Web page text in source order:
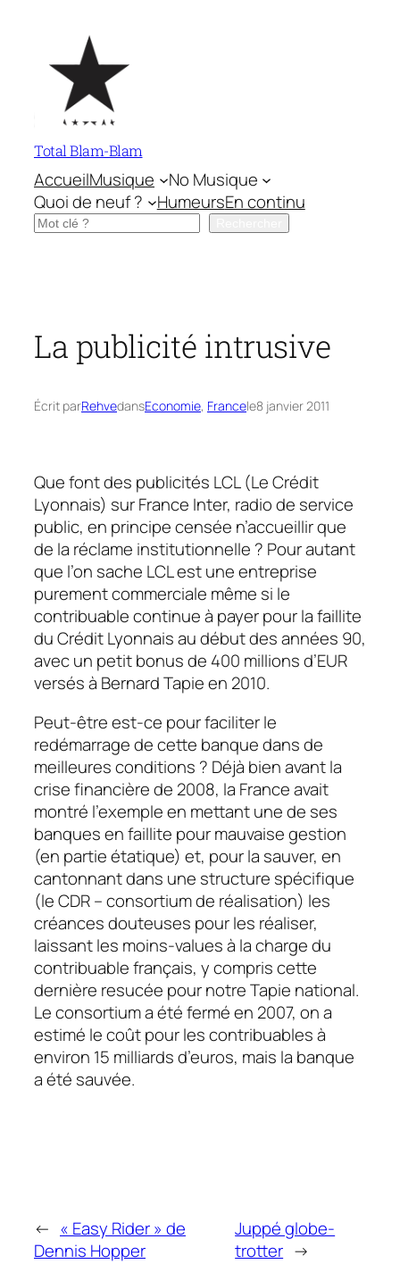
contenu
Total Blam-Blam
AccueilMusique
No Musique
Quoi de neuf ?
HumeursEn continu
Rechercher
La publicité intrusive
Écrit parRehvedansEconomie, Francele8 janvier 2011
Que font des publicités LCL (Le Crédit
Lyonnais) surFrance Inter, radio de service
public, en principe censée n’accueillir que
de la réclame institutionnelle ? Pour autant
que l’on sache LCL est une entreprise
purement commerciale même si le
contribuable continue à payer pour la faillite
du Crédit Lyonnais au début des années 90,
avec un petit bonus de 400 millions d’EUR
versés à Bernard Tapie en 2010.
Peut-être est-ce pour faciliter le
redémarrage de cette banque dans de
meilleures conditions ? Déjà bien avant la
crise financière de 2008, la France avait
montré l’exemple en mettant une de ses
banques en faillite pour mauvaise gestion
(en partie étatique) et, pour la sauver, en
cantonnant dans une structure spécifique
(le CDR – consortium de réalisation) les
créances douteuses pour les réaliser,
laissant les moins-values à la charge du
contribuable français, y compris cette
dernière resucée pour notre Tapie national.
Le consortium a été fermé en 2007, on a
estimé le coût pour les contribuables à
environ 15 milliards d’euros, mais la banque
a été sauvée.
← « Easy Rider » de
Dennis Hopper
Juppé globe-
trotter →